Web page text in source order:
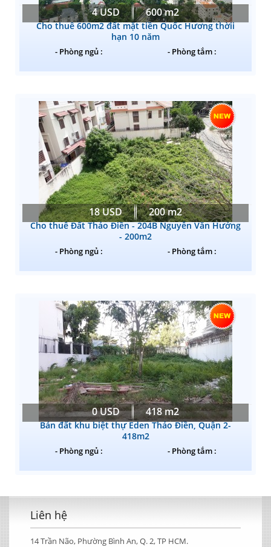
4 USD 600 m2
Cho thuê 600m2 đất mặt tiền Quốc Hương thờii
hạn 10 năm
- Phòng ngủ : - Phòng tắm :
18 USD 200 m2
Cho thuê Đất Thảo Điền - 204B Nguyễn Văn Hưởng
- 200m2
- Phòng ngủ : - Phòng tắm :
0 USD 418 m2
Bán đất khu biệt thự Eden Thảo Điền, Quận 2-
418m2
- Phòng ngủ : - Phòng tắm :
Liên hệ
14 Trần Não, Phường Bình An, Q. 2, TP HCM.